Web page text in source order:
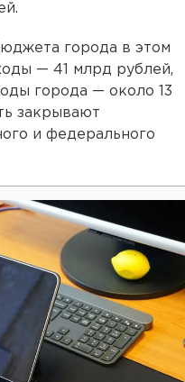
города в этом
— 41 млрд рублей,
города — около 13
закрывают
и федерального